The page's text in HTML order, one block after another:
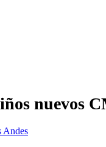
nuevos
Andes